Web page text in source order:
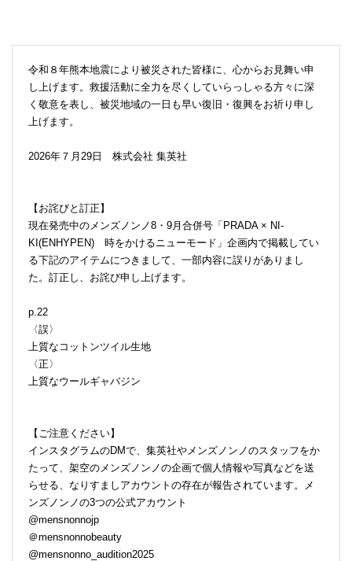
令和８年熊本地震により被災された皆様に、心からお見舞い申
し上げます。救援活動に全力を尽くしていらっしゃる方々に深
く敬意を表し、被災地域の一日も早い復旧・復興をお祈り申し
上げます。
2026年７月29日 株式会社 集英社
【お詫びと訂正】
現在発売中のメンズノンノ8・9月合併号「PRADA × NI-
KI(ENHYPEN) 時をかけるニューモード」企画内で掲載してい
る下記のアイテムにつきまして、一部内容に誤りがありまし
た。訂正し、お詫び申し上げます。
p.22
〈誤〉
上質なコットンツイル生地
〈正〉
上質なウールギャバジン
【ご注意ください】
インスタグラムのDMで、集英社やメンズノンノのスタッフをか
たって、架空のメンズノンノの企画で個人情報や写真などを送
らせる、なりすましアカウントの存在が報告されています。メ
ンズノンノの3つの公式アカウント
@mensnonnojp
＠mensnonnobeauty
@mensnonno_audition2025